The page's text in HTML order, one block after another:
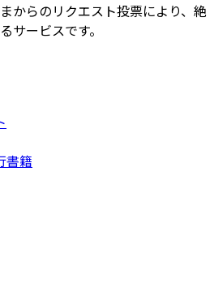
からのリクエスト投票により、絶
サービスです。
書籍